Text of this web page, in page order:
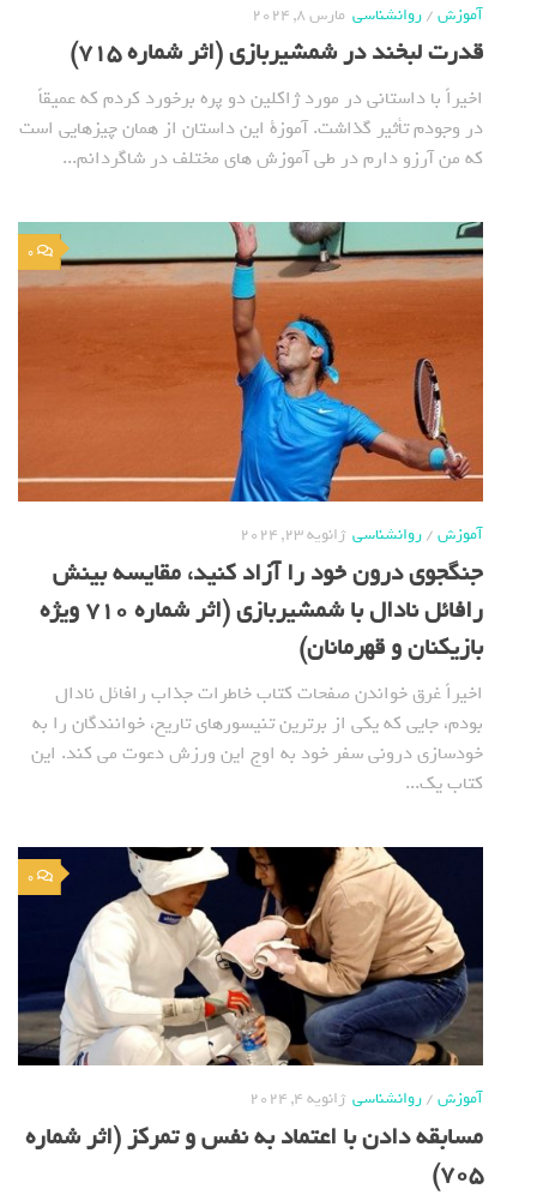
آموزش/روانشناسی مارس 8, 2024
قدرت لبخند در شمشیربازی (اثر شماره 715)
اخیراً با داستانی در مورد ژاکلین دو پره برخورد کردم که عمیقاً
در وجودم تأثیر گذاشت. آموزة این داستان از همان چیزهایی است
که من آرزو دارم در طی آموزش های مختلف در شاگردانم...
0
آموزش/روانشناسی ژانویه 23, 2024
جنگجوی درون خود را آزاد کنید، مقایسه بینش
رافائل نادال با شمشیربازی (اثر شماره 710 ویژه
بازیکنان و قهرمانان)
اخیراً غرق خواندن صفحات کتاب خاطرات جذاب رافائل نادال
بودم، جایی که یکی از برترین تنیسورهای تاریخ، خوانندگان را به
خودسازی درونی سفر خود به اوج این ورزش دعوت می کند. این
کتاب یک...
0
آموزش/روانشناسی ژانویه 4, 2024
مسابقه دادن با اعتماد به نفس و تمرکز (اثر شماره
705)